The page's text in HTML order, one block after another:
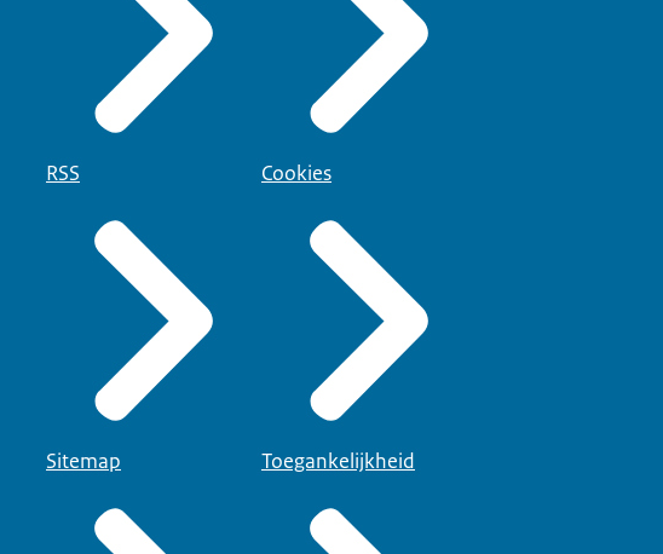
RSS
Sitemap
Cookies
Toegankelijkheid